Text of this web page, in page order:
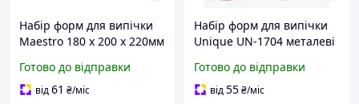
Набір форм для випічки
Maestro 180 x 200 x 220мм
Готово до відправки
від61 ₴/міс
Набір форм для випічки
Unique UN-1704 металеві
Black
Готово до відправки
від55₴/міс